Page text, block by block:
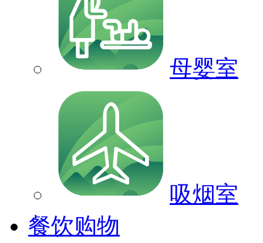
母婴室
吸烟室
餐饮购物